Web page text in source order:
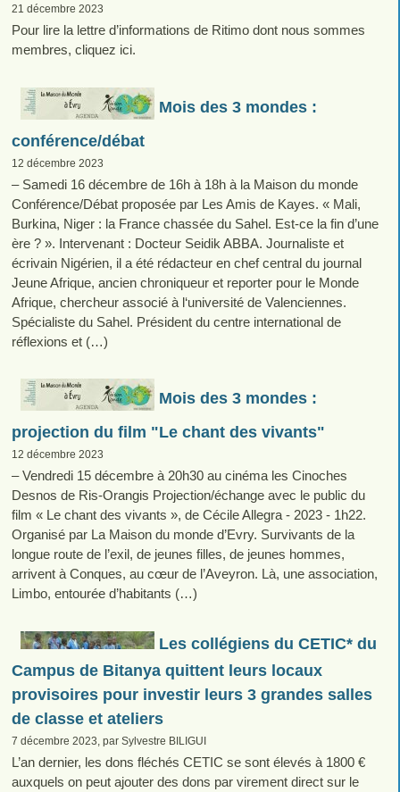
21 décembre 2023
Pour lire la lettre d’informations de Ritimo dont nous sommes
membres, cliquez ici.
Mois des 3 mondes :
conférence/débat
12 décembre 2023
– Samedi 16 décembre de 16h à 18h à la Maison du monde
Conférence/Débat proposée par Les Amis de Kayes. « Mali,
Burkina, Niger : la France chassée du Sahel. Est-ce la fin d’une
ère ? ». Intervenant : Docteur Seidik ABBA. Journaliste et
écrivain Nigérien, il a été rédacteur en chef central du journal
Jeune Afrique, ancien chroniqueur et reporter pour le Monde
Afrique, chercheur associé à l‘université de Valenciennes.
Spécialiste du Sahel. Président du centre international de
réflexions et (…)
Mois des 3 mondes :
projection du film "Le chant des vivants"
12 décembre 2023
– Vendredi 15 décembre à 20h30 au cinéma les Cinoches
Desnos de Ris-Orangis Projection/échange avec le public du
film « Le chant des vivants », de Cécile Allegra - 2023 - 1h22.
Organisé par La Maison du monde d’Evry. Survivants de la
longue route de l’exil, de jeunes filles, de jeunes hommes,
arrivent à Conques, au cœur de l’Aveyron. Là, une association,
Limbo, entourée d’habitants (…)
Les collégiens du CETIC* du
Campus de Bitanya quittent leurs locaux
provisoires pour investir leurs 3 grandes salles
de classe et ateliers
7 décembre 2023, par Sylvestre BILIGUI
L’an dernier, les dons fléchés CETIC se sont élevés à 1800 €
auxquels on peut ajouter des dons par virement direct sur le